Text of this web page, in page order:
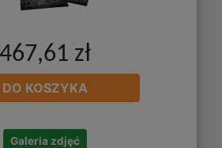
467,61 zł
DO KOSZYKA
Galeria zdjęć